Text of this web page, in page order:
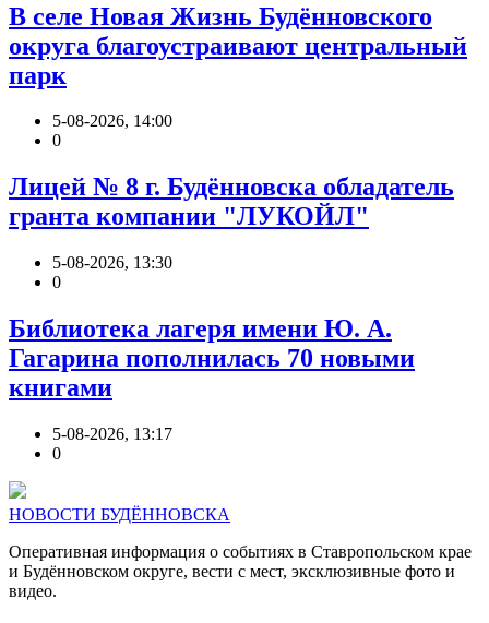
В селе Новая Жизнь Будённовского
округа благоустраивают центральный
парк
5-08-2026, 14:00
0
Лицей № 8 г. Будëнновска обладатель
гранта компании "ЛУКОЙЛ"
5-08-2026, 13:30
0
Библиотека лагеря имени Ю. А.
Гагарина пополнилась 70 новыми
книгами
5-08-2026, 13:17
0
НОВОСТИ БУДЁННОВСКА
Оперативная информация о событиях в Ставропольском крае
и Будённовском округе, вести с мест, эксклюзивные фото и
видео.